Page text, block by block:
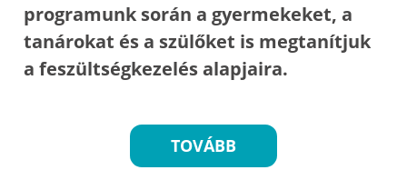
programunk során a gyermekeket, a
tanárokat és a szülőket is megtanítjuk
a feszültségkezelés alapjaira.
TOVÁBB